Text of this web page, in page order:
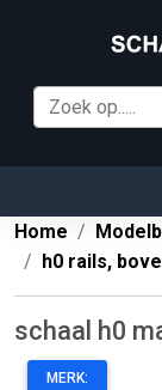
Home
h0 rails,
schaal h0
MERK: